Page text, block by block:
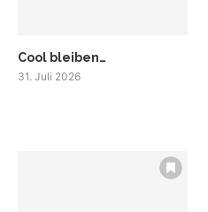
Cool bleiben…
31. Juli 2026